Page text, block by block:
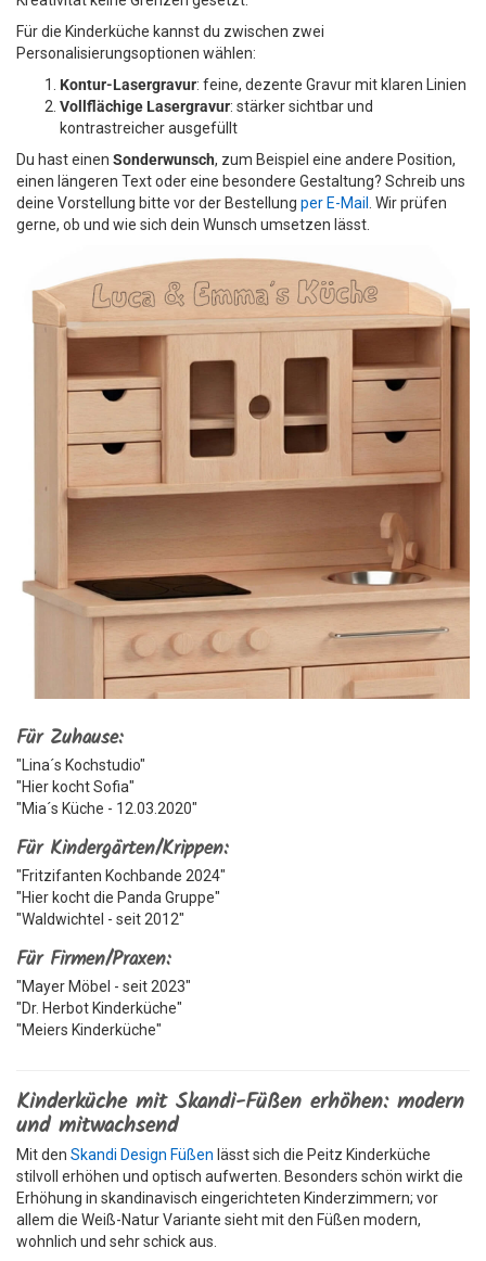
Für die Kinderküche kannst du zwischen zwei
Personalisierungsoptionen wählen:
Kontur-Lasergravur: feine, dezente Gravur mit klaren Linien
Vollflächige Lasergravur: stärker sichtbar und
kontrastreicher ausgefüllt
Du hast einen Sonderwunsch, zum Beispiel eine andere Position,
einen längeren Text oder eine besondere Gestaltung? Schreib uns
deine Vorstellung bitte vor der Bestellung per E-Mail . Wir prüfen
gerne, ob und wie sich dein Wunsch umsetzen lässt.
Für Zuhause:
"Lina´s Kochstudio"
"Hier kocht Sofia"
"Mia´s Küche - 12.03.2020"
Für Kindergärten/Krippen:
"Fritzifanten Kochbande 2024"
"Hier kocht die Panda Gruppe"
"Waldwichtel - seit 2012"
Für Firmen/Praxen:
"Mayer Möbel - seit 2023"
"Dr. Herbot Kinderküche"
"Meiers Kinderküche"
Kinderküche mit Skandi-Füßen erhöhen: modern
und mitwachsend
Mit den Skandi Design Füßen lässt sich die Peitz Kinderküche
stilvoll erhöhen und optisch aufwerten. Besonders schön wirkt die
Erhöhung in skandinavisch eingerichteten Kinderzimmern; vor
allem die Weiß-Natur Variante sieht mit den Füßen modern,
wohnlich und sehr schick aus.